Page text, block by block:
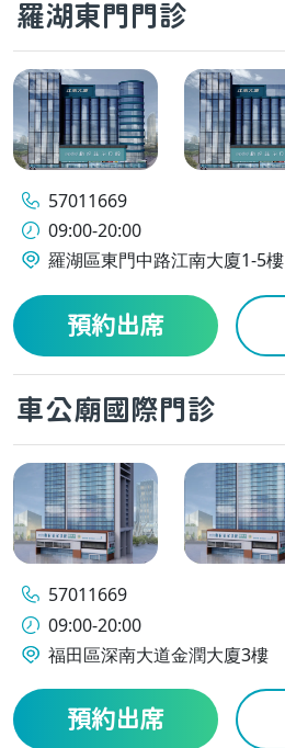
羅湖東門門診
57011669
09:00-20:00
羅湖區東門中路江南大廈1-5樓
預約出席
車公廟國際門診
57011669
09:00-20:00
福田區深南大道金潤大廈3樓
預約出席